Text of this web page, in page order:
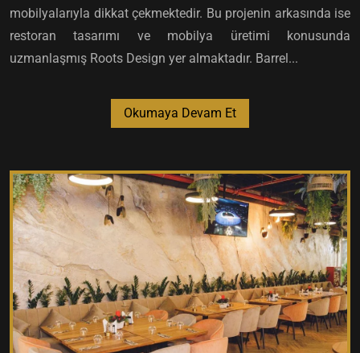
mobilyalarıyla dikkat çekmektedir. Bu projenin arkasında ise
restoran tasarımı ve mobilya üretimi konusunda
uzmanlaşmış Roots Design yer almaktadır. Barrel...
Okumaya Devam Et